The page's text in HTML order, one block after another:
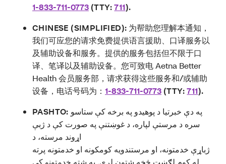
1-833-711-0773 (TTY:711).
CHINESE (SIMPLIFIED): 为帮助您理解本通知，
我们可应您的请求免费提供语言援助、口译服务以
及辅助设备和服务。提供的服务包括但不限于口
译、笔译以及辅助设备。您可致电 Aetna Better
Health 会员服务部，请求获得这些服务和/或辅助
设备，电话号码为： 1-833-711-0773 (TTY:711).
PASHTO:
سره د مرستې لپاره، د غوښتنې په صورت کې د ژبې
اړوند مرسته، د
ژباړې خدمتونه، او مرستندویه کومکونه او خدمتونه پرته
له کوم لګښت څخه شتون لري. په شته خدمتونو کې